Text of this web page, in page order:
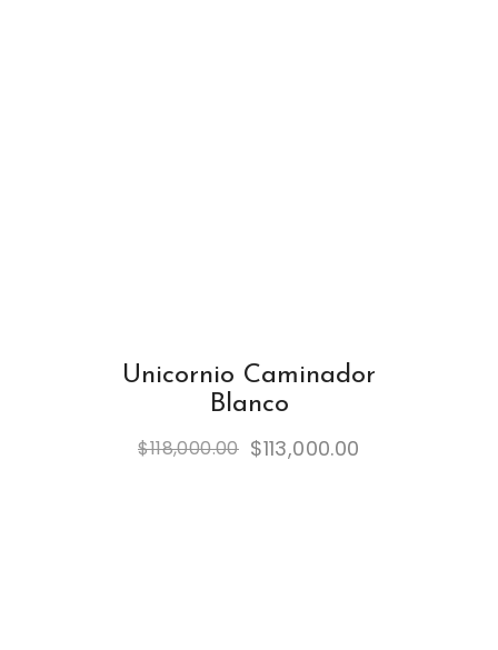
Unicornio Caminador
Blanco
$118,000.00 $113,000.00